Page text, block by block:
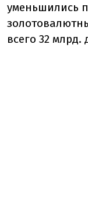
уменьшились
всего 32 млрд.